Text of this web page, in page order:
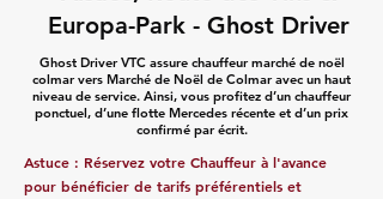
Europa-Park - Ghost Driver
Ghost Driver VTC assure chauffeur marché de noël
colmar vers Marché de Noël de Colmar avec un haut
niveau de service. Ainsi, vous profitez d’un chauffeur
ponctuel, d’une flotte Mercedes récente et d’un prix
confirmé par écrit.
Astuce : Réservez votre Chauffeur à l'avance
pour bénéficier de tarifs préférentiels et